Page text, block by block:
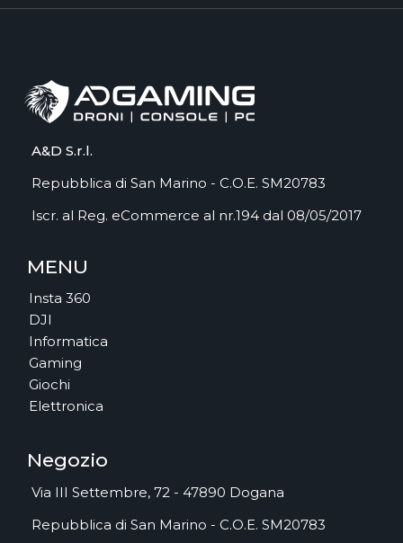
A&D S.r.l.
Repubblica di San Marino - C.O.E. SM20783
Iscr. al Reg. eCommerce al nr.194 dal 08/05/2017
MENU
Insta 360
DJI
Informatica
Gaming
Giochi
Elettronica
Negozio
Via III Settembre, 72 - 47890 Dogana
Repubblica di San Marino - C.O.E. SM20783